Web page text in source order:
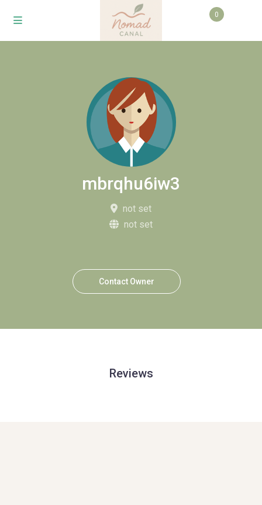
0
mbrqhu6iw3
not set
not set
Contact Owner
Reviews